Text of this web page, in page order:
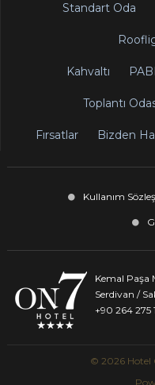
Standart Oda
Kahvaltı
Toplantı
Fırsatlar Bizden
Kullanım
Kemal Paşa
Serdivan /
+90 264 275
© 2026 Hotel